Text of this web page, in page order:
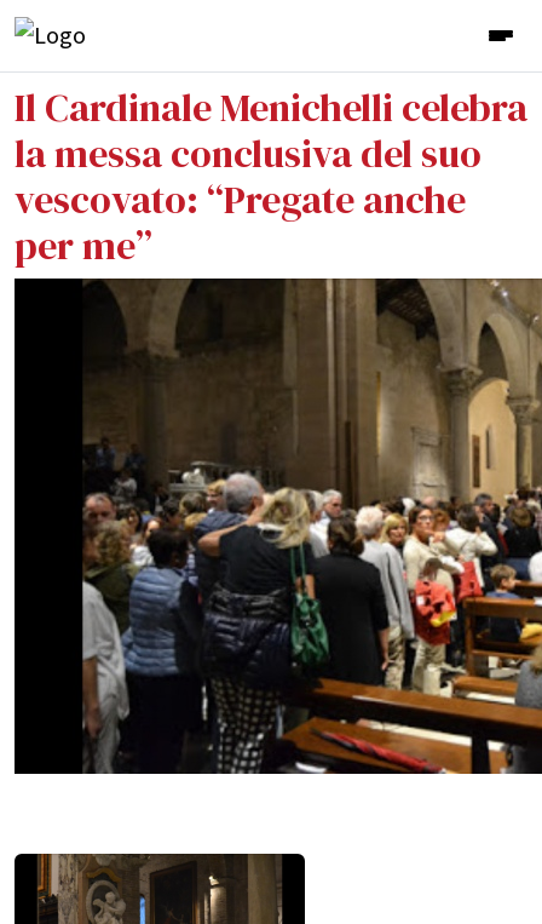
Il Cardinale Menichelli celebra
la messa conclusiva del suo
vescovato: “Pregate anche
per me”